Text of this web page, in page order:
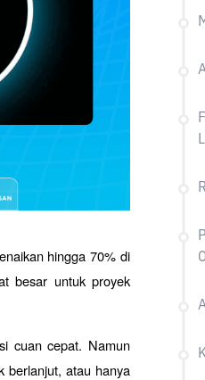
hingga 70% di
besar untuk proyek
cuan cepat. Namun
berlanjut, atau hanya